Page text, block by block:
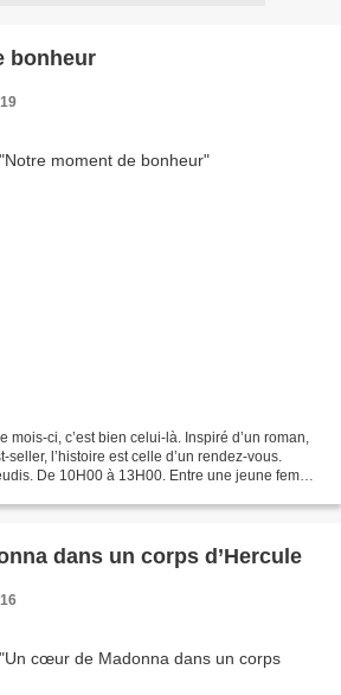
bonheur
mois-ci, c’est bien celui-là. Inspiré d’un roman,
l’histoire est celle d’un rendez-vous.
De 10H00 à 13H00. Entre une jeune femme
dans un corps d’Hercule